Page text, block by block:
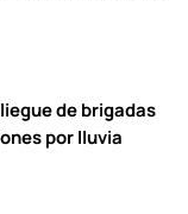
de brigadas
por lluvia